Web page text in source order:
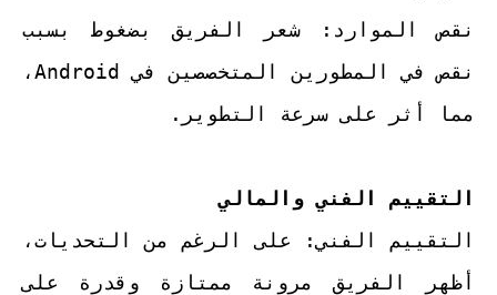
نقص الموارد: شعر الفريق بضغوط بسبب
نقص في المطورين المتخصصين في Android،
مما أثر على سرعة التطوير.
التقييم الفني والمالي
التقييم الفني: على الرغم من التحديات،
أظهر الفريق مرونة ممتازة وقدرة على